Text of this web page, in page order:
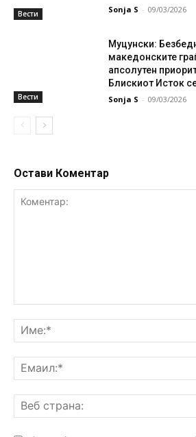
Вести Sonja S - 09/03/2026
Вести
Муцунски:
македонските
апсолутен
Блискиот Исток
Sonja S - 09/03/2026
Остави Коментар